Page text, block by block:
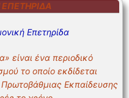
είναι ένα περιοδικό
το οποίο εκδίδεται
Εκπαίδευσης